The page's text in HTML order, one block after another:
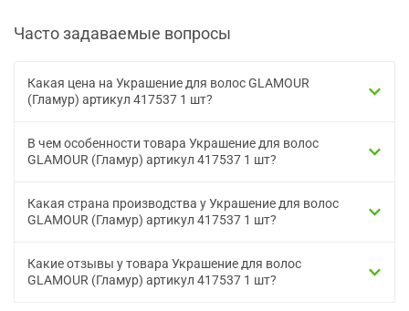
Часто задаваемые вопросы
Какая цена на Украшение для волос GLAMOUR
(Гламур) артикул 417537 1 шт?
В чем особенности товара Украшение для волос
GLAMOUR (Гламур) артикул 417537 1 шт?
Какая страна производства у Украшение для волос
GLAMOUR (Гламур) артикул 417537 1 шт?
Какие отзывы у товара Украшение для волос
GLAMOUR (Гламур) артикул 417537 1 шт?